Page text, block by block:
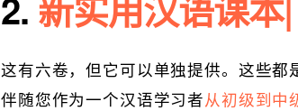
这有六卷，但它可以单独提供。这些都
伴随您作为一个汉语学习者从初级到中